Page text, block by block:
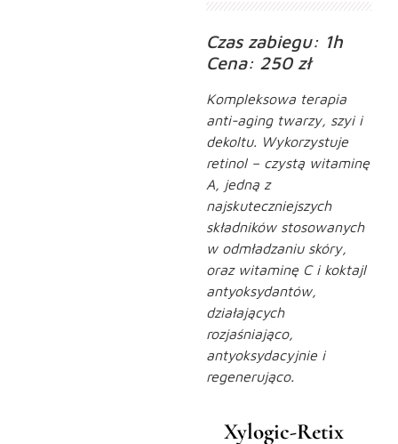
Czas zabiegu: 1h
Cena: 250 zł
Kompleksowa terapia
anti-aging twarzy, szyi i
dekoltu. Wykorzystuje
retinol – czystą witaminę
A, jedną z
najskuteczniejszych
składników stosowanych
w odmładzaniu skóry,
oraz witaminę C i koktajl
antyoksydantów,
działających
rozjaśniająco,
antyoksydacyjnie i
regenerująco.
Xylogic-Retix